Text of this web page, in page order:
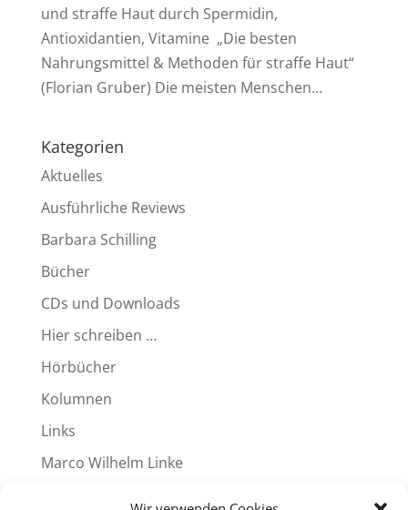
und straffe Haut durch Spermidin,
Antioxidantien, Vitamine „Die besten
Nahrungsmittel & Methoden für straffe Haut“
(Florian Gruber) Die meisten Menschen...
Kategorien
Aktuelles
Ausführliche Reviews
Barbara Schilling
Bücher
CDs und Downloads
Hier schreiben …
Hörbücher
Kolumnen
Links
Marco Wilhelm Linke